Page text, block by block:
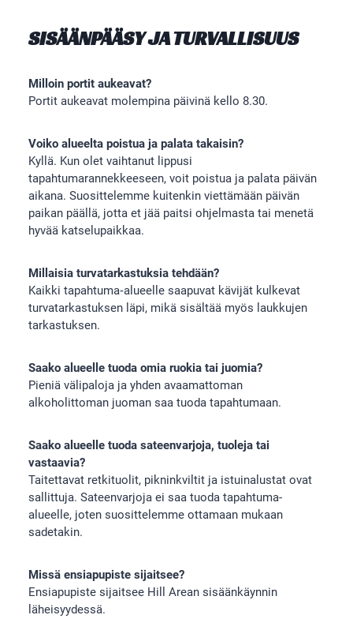
SISÄÄNPÄÄSY JA TURVALLISUUS
Milloin portit aukeavat?
Portit aukeavat molempina päivinä kello 8.30.
Voiko alueelta poistua ja palata takaisin?
Kyllä. Kun olet vaihtanut lippusi
tapahtumarannekkeeseen, voit poistua ja palata päivän
aikana. Suosittelemme kuitenkin viettämään päivän
paikan päällä, jotta et jää paitsi ohjelmasta tai menetä
hyvää katselupaikkaa.
Millaisia turvatarkastuksia tehdään?
Kaikki tapahtuma‑alueelle saapuvat kävijät kulkevat
turvatarkastuksen läpi, mikä sisältää myös laukkujen
tarkastuksen.
Saako alueelle tuoda omia ruokia tai juomia?
Pieniä välipaloja ja yhden avaamattoman
alkoholittoman juoman saa tuoda tapahtumaan.
Saako alueelle tuoda sateenvarjoja, tuoleja tai
vastaavia?
Taitettavat retkituolit, pikninkviltit ja istuinalustat ovat
sallittuja. Sateenvarjoja ei saa tuoda tapahtuma-
alueelle, joten suosittelemme ottamaan mukaan
sadetakin.
Missä ensiapupiste sijaitsee?
Ensiapupiste sijaitsee Hill Arean sisäänkäynnin
läheisyydessä.